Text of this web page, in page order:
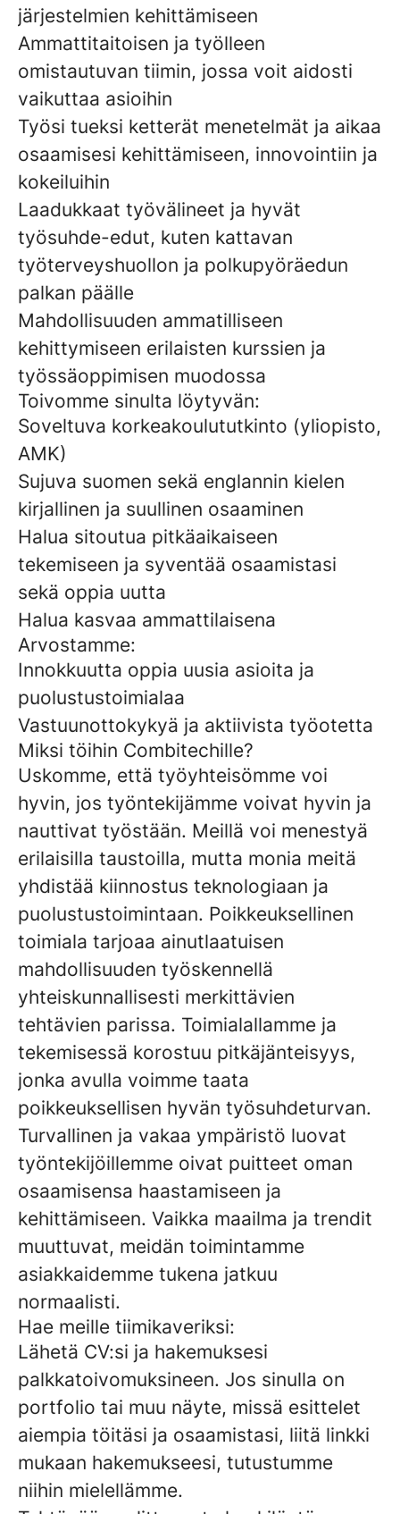
järjestelmien kehittämiseen
Ammattitaitoisen ja työlleen
omistautuvan tiimin, jossa voit aidosti
vaikuttaa asioihin
Työsi tueksi ketterät menetelmät ja aikaa
osaamisesi kehittämiseen, innovointiin ja
kokeiluihin
Laadukkaat työvälineet ja hyvät
työsuhde-edut, kuten kattavan
työterveyshuollon ja polkupyöräedun
palkan päälle
Mahdollisuuden ammatilliseen
kehittymiseen erilaisten kurssien ja
työssäoppimisen muodossa
Toivomme sinulta löytyvän:
Soveltuva korkeakoulututkinto (yliopisto,
AMK)
Sujuva suomen sekä englannin kielen
kirjallinen ja suullinen osaaminen
Halua sitoutua pitkäaikaiseen
tekemiseen ja syventää osaamistasi
sekä oppia uutta
Halua kasvaa ammattilaisena
Arvostamme:
Innokkuutta oppia uusia asioita ja
puolustustoimialaa
Vastuunottokykyä ja aktiivista työotetta
Miksi töihin Combitechille?
Uskomme, että työyhteisömme voi
hyvin, jos työntekijämme voivat hyvin ja
nauttivat työstään. Meillä voi menestyä
erilaisilla taustoilla, mutta monia meitä
yhdistää kiinnostus teknologiaan ja
puolustustoimintaan. Poikkeuksellinen
toimiala tarjoaa ainutlaatuisen
mahdollisuuden työskennellä
yhteiskunnallisesti merkittävien
tehtävien parissa. Toimialallamme ja
tekemisessä korostuu pitkäjänteisyys,
jonka avulla voimme taata
poikkeuksellisen hyvän työsuhdeturvan.
Turvallinen ja vakaa ympäristö luovat
työntekijöillemme oivat puitteet oman
osaamisensa haastamiseen ja
kehittämiseen. Vaikka maailma ja trendit
muuttuvat, meidän toimintamme
asiakkaidemme tukena jatkuu
normaalisti.
Hae meille tiimikaveriksi:
Lähetä CV:si ja hakemuksesi
palkkatoivomuksineen. Jos sinulla on
portfolio tai muu näyte, missä esittelet
aiempia töitäsi ja osaamistasi, liitä linkki
mukaan hakemukseesi, tutustumme
niihin mielellämme.